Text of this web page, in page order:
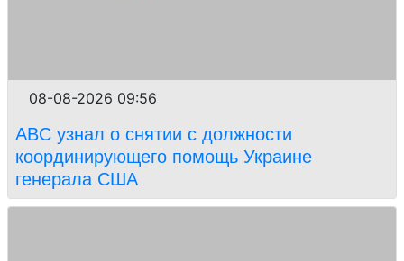
08-08-2026 09:56
ABC узнал о снятии с должности
координирующего помощь Украине
генерала США